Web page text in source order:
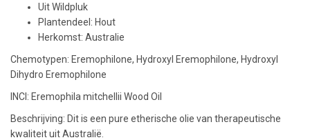
Uit Wildpluk
Plantendeel: Hout
Herkomst: Australie
Chemotypen: Eremophilone, Hydroxyl Eremophilone, Hydroxyl
Dihydro Eremophilone
INCI: Eremophila mitchellii Wood Oil
Beschrijving: Dit is een pure etherische olie van therapeutische
kwaliteit uit Australië.